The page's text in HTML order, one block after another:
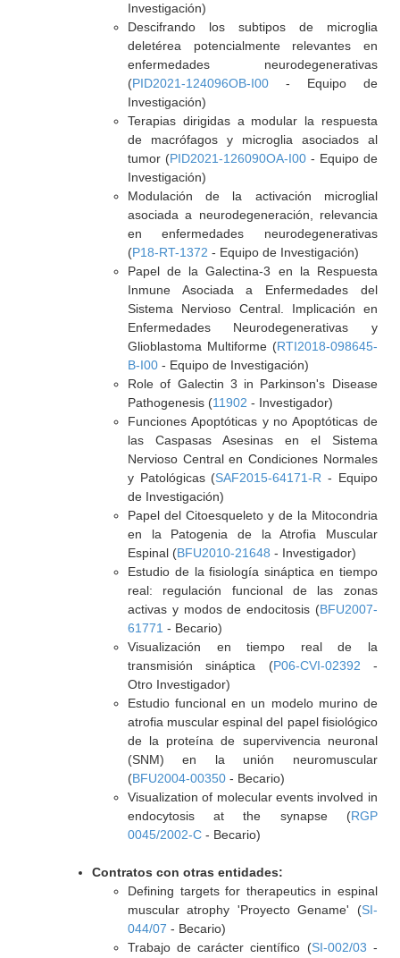
Investigación)
Descifrando los subtipos de microglia
deletérea potencialmente relevantes en
enfermedades neurodegenerativas
(PID2021-124096OB-I00- Equipo de
Investigación)
Terapias dirigidas a modular la respuesta
de macrófagos y microglia asociados al
tumor (PID2021-126090OA-I00- Equipo de
Investigación)
Modulación de la activación microglial
asociada a neurodegeneración, relevancia
en enfermedades neurodegenerativas
(P18-RT-1372 - Equipo de Investigación)
Papel de la Galectina-3 en la Respuesta
Inmune Asociada a Enfermedades del
Sistema Nervioso Central. Implicación en
Enfermedades Neurodegenerativas y
Glioblastoma Multiforme (RTI2018-098645-
B-I00- Equipo de Investigación)
Role of Galectin 3 in Parkinson's Disease
Pathogenesis (11902 - Investigador)
Funciones Apoptóticas y no Apoptóticas de
las Caspasas Asesinas en el Sistema
Nervioso Central en Condiciones Normales
y Patológicas (SAF2015-64171-R - Equipo
de Investigación)
Papel del Citoesqueleto y de la Mitocondria
en la Patogenia de la Atrofia Muscular
Espinal (BFU2010-21648 - Investigador)
Estudio de la fisiología sináptica en tiempo
real: regulación funcional de las zonas
activas y modos de endocitosis (BFU2007-
61771 - Becario)
Visualización en tiempo real de la
transmisión sináptica (P06-CVI-02392 -
Otro Investigador)
Estudio funcional en un modelo murino de
atrofia muscular espinal del papel fisiológico
de la proteína de supervivencia neuronal
(SNM) en la unión neuromuscular
(BFU2004-00350- Becario)
Visualization of molecular events involved in
endocytosis at the synapse (RGP
0045/2002-C- Becario)
Contratos con otras entidades:
Defining targets for therapeutics in espinal
muscular atrophy 'Proyecto Gename' (SI-
044/07 - Becario)
Trabajo de carácter científico (SI-002/03 -